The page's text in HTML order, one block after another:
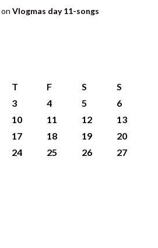
on Vlogmas day 11-songs
T F S
S
3 4 5
6
10 11 12
13
17 18 19
20
24 25 26
27